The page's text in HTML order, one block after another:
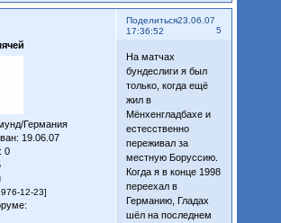
Поделиться
5
23.06.07
17:36:52
Германия
: 19.06.07
0
12-23]
На матчах
бундеслиги я был
только, когда ещё
жил в
Мёнхенгладбахе и
естесственно
переживал за
местную Боруссию.
Когда я в конце 1998
переехал в
Германию, Гладах
шёл на последнем